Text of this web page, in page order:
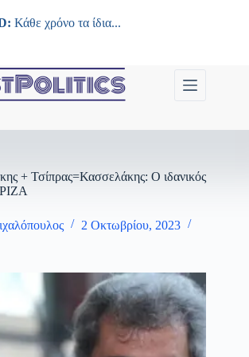
Κάθε χρόνο τα ίδια...
+ Τσίπρας=Κασσελάκης: Ο ιδανικός
2 Οκτωβρίου, 2023